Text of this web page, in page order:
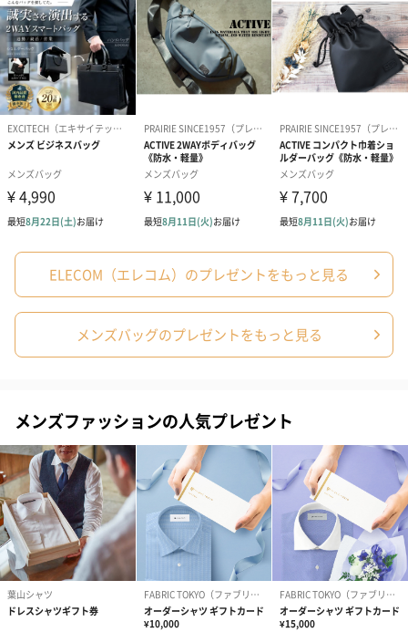
※ハンドルショルダーベルト含まず
・PC収納部内寸：約 幅270×奥行30×高さ375(mm)
・ポケット(気室内)：フロント空間(A4ファイルポケット×1、ペ
ンホルダー×2、小物入れポケット×2)、サイド空間(ペットボト
ル・水筒収納ポケット×1、折りたたみ傘収納ポケット×1)、メイ
ン空間(PC収納ポケット×1)、バック空間(小物ポケット×6、
USB[A]オスコネクタ搭載)
・ポケット(側面)：財布収納スペース×1
・ポケット(側面)：定期または鍵収納スペース×1
・ポケット(側面)：ショルダー部カードポケット×1
・ポケット(側面)：モバイルケーブル収納空間(USB[A]メスコネク
大切な人に贈りたい。
した高機能バックパック！
ビジネスシーンで使いやすいシンプルなデザインですので、お相
手の年齢を問わず、贈り物に最適なアイテムです。
商品詳細情報
材質
表面:ポリウレタン、ポリエステル(撥水加工)
内面:ポリエステル(サイド空間のみ撥水加工)
ELECOM（エレコム）のプレゼントをもっと見る
メンズバッグのプレゼントをもっと見る
メンズファッションの人気プレゼント